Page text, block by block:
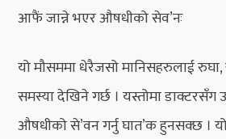
आफैं जान्ने भएर औषधीको सेव’नः
यो मौसममा धेरैजसो मानिसहरुलाई
समस्या देखिने गर्छ । यस्तोमा
औषधीको से’वन गर्नु घात’क हुनसक्छ ।